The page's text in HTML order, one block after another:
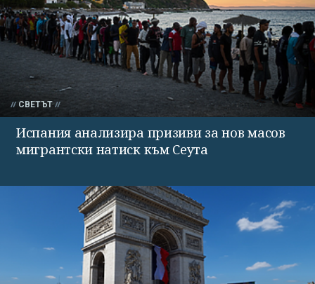
СВЕТЪТ
Испания анализира призиви за нов масов
мигрантски натиск към Сеута